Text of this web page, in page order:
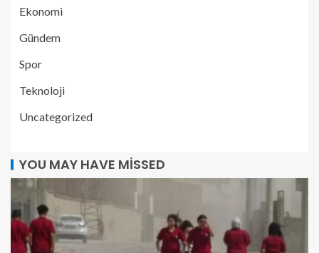
Ekonomi
Gündem
Spor
Teknoloji
Uncategorized
YOU MAY HAVE MISSED